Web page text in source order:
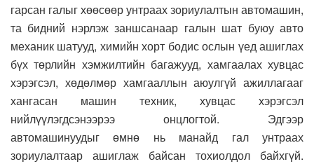
гарсан галыг хөөсөөр унтраах зориулалтын автомашин,
та бидний нэрлэж заншсанаар галын шат буюу авто
механик шатууд, химийн хорт бодис ослын үед ашиглах
бүх төрлийн хэмжилтийн багажууд, хамгаалах хувцас
хэрэгсэл, хөдөлмөр хамгааллын аюулгүй ажиллагааг
хангасан машин техник, хувцас хэрэгсэл
нийлүүлэгдсэнээрээ онцлогтой. Эдгээр
автомашинуудыг өмнө нь манайд гал унтраах
зориулалтаар ашиглаж байсан тохиолдол байхгүй.